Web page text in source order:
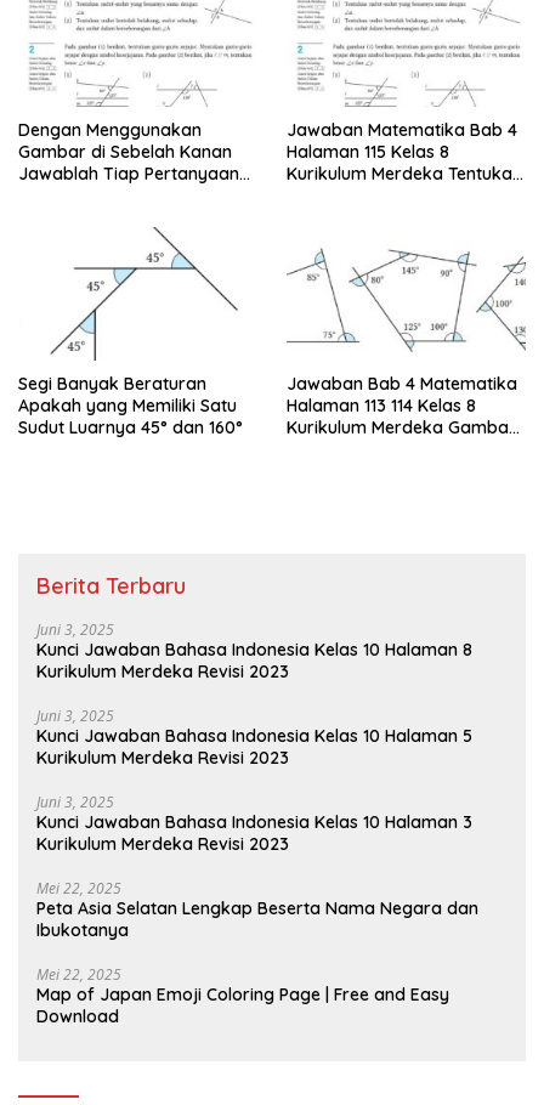
Dengan Menggunakan
Gambar di Sebelah Kanan
Jawablah Tiap Pertanyaan
Jawaban Matematika Bab 4
Halaman 115 Kelas 8
Kurikulum Merdeka Tentukan
Segi Banyak Beraturan
Apakah yang Memiliki Satu
Sudut Luarnya 45° dan 160°
Jawaban Bab 4 Matematika
Halaman 113 114 Kelas 8
Kurikulum Merdeka Gambar
Berita Terbaru
Juni 3, 2025
Kunci Jawaban Bahasa Indonesia Kelas 10 Halaman 8
Kurikulum Merdeka Revisi 2023
Juni 3, 2025
Kunci Jawaban Bahasa Indonesia Kelas 10 Halaman 5
Kurikulum Merdeka Revisi 2023
Juni 3, 2025
Kunci Jawaban Bahasa Indonesia Kelas 10 Halaman 3
Kurikulum Merdeka Revisi 2023
Mei 22, 2025
Peta Asia Selatan Lengkap Beserta Nama Negara dan
Ibukotanya
Mei 22, 2025
Map of Japan Emoji Coloring Page | Free and Easy
Download